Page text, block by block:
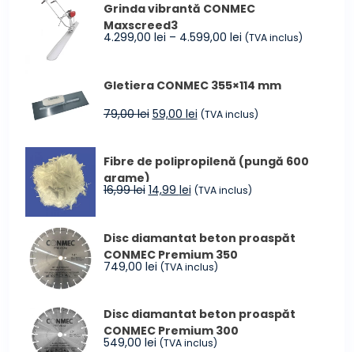
fost:
40,00 lei.
34,99 lei.
Grinda vibrantă CONMEC
Maxscreed3
4.299,00 lei – 4.599,00 leiInterval
4.299,00 lei
la
(TVA inclus)
Gletiera CONMEC 355×114 mm
79,00lei Prețul
fost:
59,00 leiPrețul
59,00 lei.
(TVA inclus)
Fibre de polipropilenă (pungă 600
grame)
16,99lei Prețul
fost:
16,99 lei.
14,99 leiPrețul
14,99 lei.
(TVA inclus)
Disc diamantat beton proaspăt
CONMEC Premium 350
749,00 lei (TVA inclus)
Disc diamantat beton proaspăt
CONMEC Premium 300
549,00 lei (TVA inclus)